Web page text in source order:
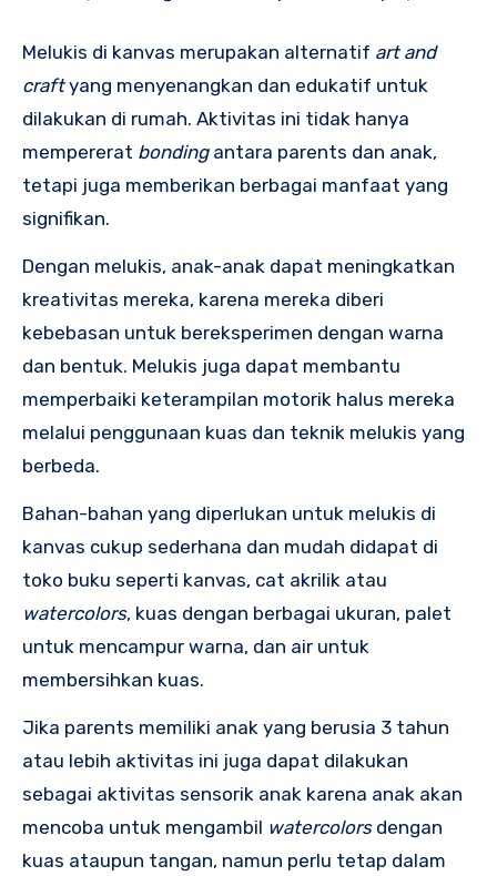
Melukis di kanvas merupakan alternatif art and
craftyang menyenangkan dan edukatif untuk
dilakukan di rumah. Aktivitas ini tidak hanya
mempererat bondingantara parents dan anak,
tetapi juga memberikan berbagai manfaat yang
signifikan.
Dengan melukis, anak-anak dapat meningkatkan
kreativitas mereka, karena mereka diberi
kebebasan untuk bereksperimen dengan warna
dan bentuk. Melukis juga dapat membantu
memperbaiki keterampilan motorik halus mereka
melalui penggunaan kuas dan teknik melukis yang
berbeda.
Bahan-bahan yang diperlukan untuk melukis di
kanvas cukup sederhana dan mudah didapat di
toko buku seperti kanvas, cat akrilik atau
watercolors, kuas dengan berbagai ukuran, palet
untuk mencampur warna, dan air untuk
membersihkan kuas.
Jika parents memiliki anak yang berusia 3 tahun
atau lebih aktivitas ini juga dapat dilakukan
sebagai aktivitas sensorik anak karena anak akan
mencoba untuk mengambil watercolorsdengan
kuas ataupun tangan, namun perlu tetap dalam